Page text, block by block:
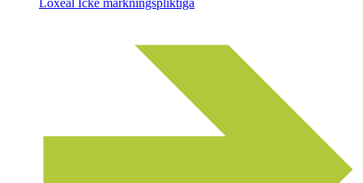
Loxeal Icke märkningspliktiga